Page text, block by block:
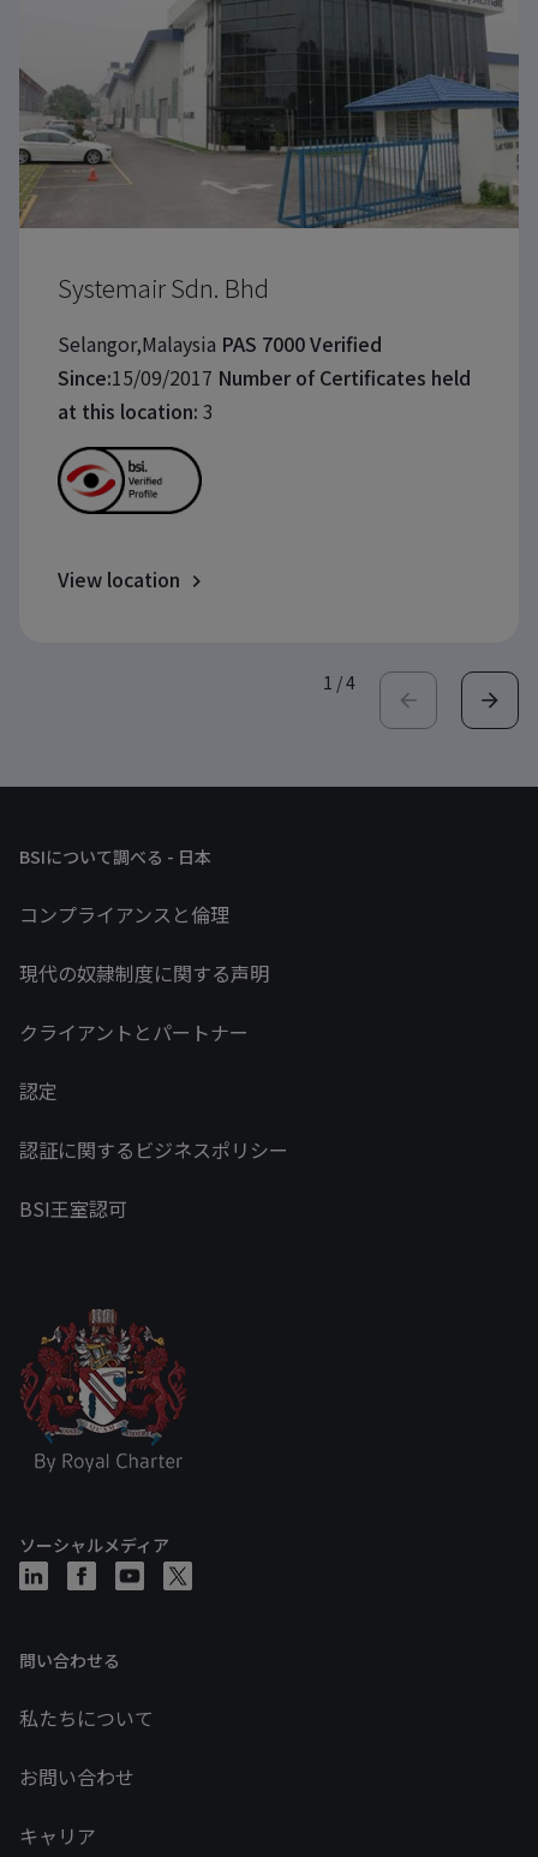
Systemair Sdn. Bhd
Selangor,Malaysia PAS 7000 Verified
Since:15/09/2017 Number of Certificates held
at this location: 3
View location
1 /4
BSIについて調べる - 日本
コンプライアンスと倫理
現代の奴隷制度に関する声明
クライアントとパートナー
認定
認証に関するビジネスポリシー
BSI王室認可
ソーシャルメディア
問い合わせる
私たちについて
お問い合わせ
キャリア